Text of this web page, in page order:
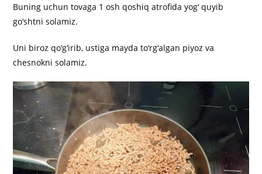
Buning uchun tovaga 1 osh qoshiq atrofida yog‘ quyib
go‘shtni solamiz.
Uni biroz qo‘g‘irib, ustiga mayda to‘rg‘algan piyoz va
chesnokni solamiz.